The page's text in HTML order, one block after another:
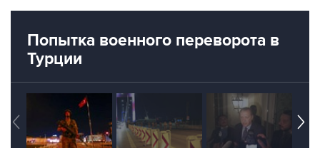
Попытка военного переворота в
Турции